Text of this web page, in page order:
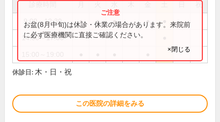
祝
9:00～12:30 ● ● ● ●
14:00～17:00
お盆(8月中旬)は休診・休業の場合があります。来院前
に必ず医療機関に直接ご確認ください。
×閉じる
休診日: 木・日・祝
この医院の詳細をみる